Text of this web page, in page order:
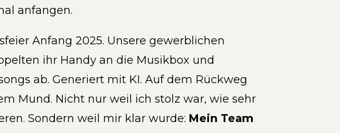
anfangen.
Anfang 2025. Unsere gewerblichen
ihr Handy an die Musikbox und
ab. Generiert mit KI. Auf dem Rückweg
Mund. Nicht nur weil ich stolz war, wie sehr
Sondern weil mir klar wurde: Mein Team